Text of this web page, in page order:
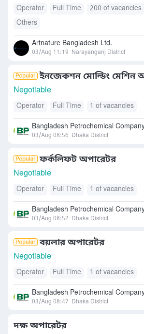
Operator
Full Time 200 of vacancies
Others
Artnature Bangladesh Ltd.
03/Aug 11:19 Narayanganj District
ইনজেকশন মোল্ডিং মেশিন
Negotiable
Operator Full Time 1 of vacancies
Bangladesh Petrochemical
03/Aug 08:56 Dhaka District
ফর্কলিফট অপারেটর
Negotiable
Operator Full Time 1 of vacancies
Bangladesh Petrochemical
03/Aug 08:52 Dhaka District
বয়লার অপারেটর
Negotiable
Operator Full Time 1 of vacancies
Bangladesh Petrochemical
03/Aug 08:47 Dhaka District
দক্ষ অপারেটর